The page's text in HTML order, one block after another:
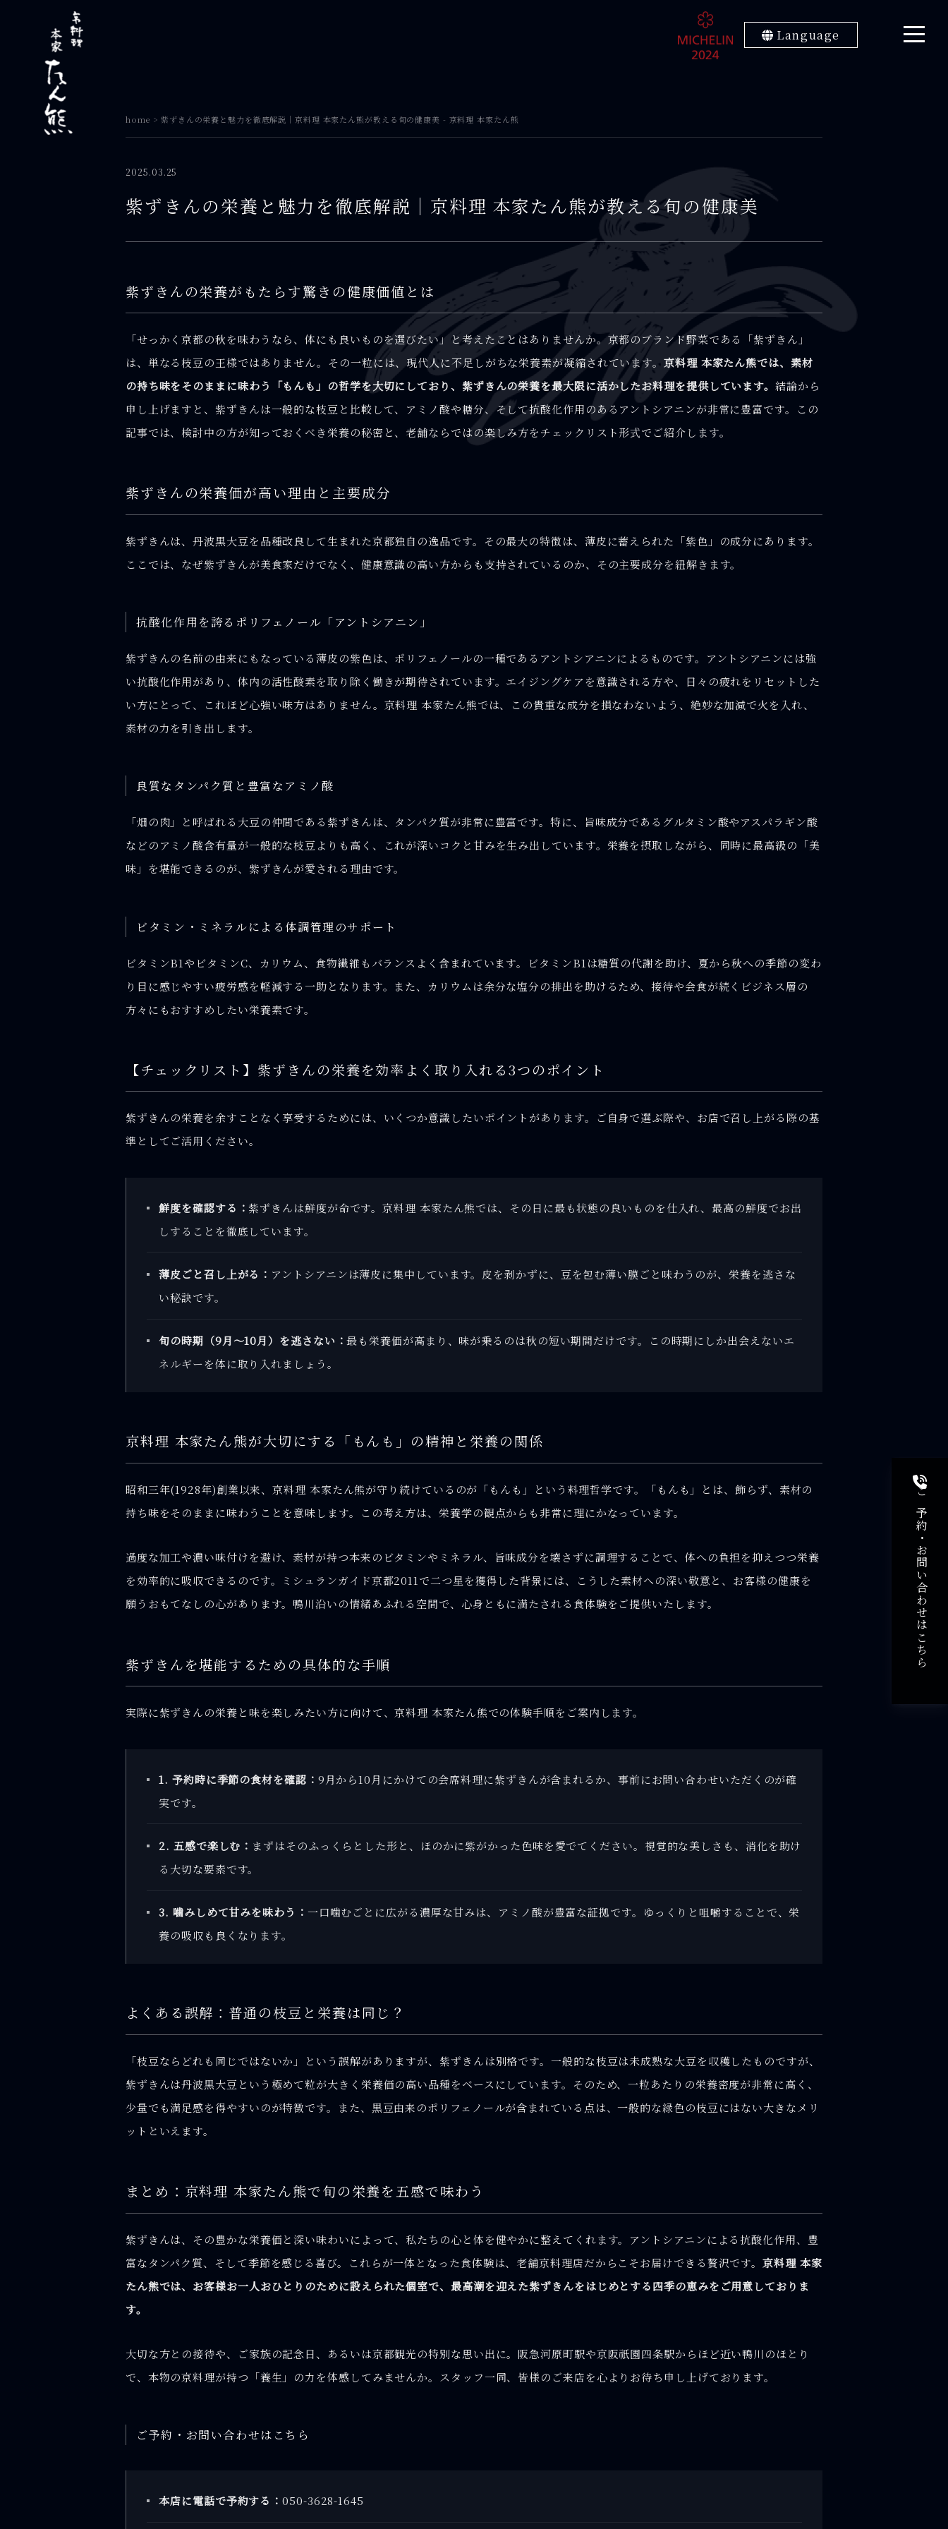
Language
ご予約・お問い合わせはこちら
home > 紫ずきんの栄養と魅力を徹底解説｜京料理 本家たん熊が教える旬の健康美 - 京料理 本家たん熊
2025.03.25
紫ずきんの栄養と魅力を徹底解説｜京料理 本家たん熊が教える旬の健康美
紫ずきんの栄養がもたらす驚きの健康価値とは
「せっかく京都の秋を味わうなら、体にも良いものを選びたい」と考えたことはありませんか。京都のブランド野菜である「紫ずきん」
は、単なる枝豆の王様ではありません。その一粒には、現代人に不足しがちな栄養素が凝縮されています。京料理 本家たん熊では、素材
の持ち味をそのままに味わう「もんも」の哲学を大切にしており、紫ずきんの栄養を最大限に活かしたお料理を提供しています。結論から
申し上げますと、紫ずきんは一般的な枝豆と比較して、アミノ酸や糖分、そして抗酸化作用のあるアントシアニンが非常に豊富です。この
記事では、検討中の方が知っておくべき栄養の秘密と、老舗ならではの楽しみ方をチェックリスト形式でご紹介します。
紫ずきんの栄養価が高い理由と主要成分
紫ずきんは、丹波黒大豆を品種改良して生まれた京都独自の逸品です。その最大の特徴は、薄皮に蓄えられた「紫色」の成分にあります。
ここでは、なぜ紫ずきんが美食家だけでなく、健康意識の高い方からも支持されているのか、その主要成分を紐解きます。
抗酸化作用を誇るポリフェノール「アントシアニン」
紫ずきんの名前の由来にもなっている薄皮の紫色は、ポリフェノールの一種であるアントシアニンによるものです。アントシアニンには強
い抗酸化作用があり、体内の活性酸素を取り除く働きが期待されています。エイジングケアを意識される方や、日々の疲れをリセットした
い方にとって、これほど心強い味方はありません。京料理 本家たん熊では、この貴重な成分を損なわないよう、絶妙な加減で火を入れ、
素材の力を引き出します。
良質なタンパク質と豊富なアミノ酸
「畑の肉」と呼ばれる大豆の仲間である紫ずきんは、タンパク質が非常に豊富です。特に、旨味成分であるグルタミン酸やアスパラギン酸
などのアミノ酸含有量が一般的な枝豆よりも高く、これが深いコクと甘みを生み出しています。栄養を摂取しながら、同時に最高級の「美
味」を堪能できるのが、紫ずきんが愛される理由です。
ビタミン・ミネラルによる体調管理のサポート
ビタミンB1やビタミンC、カリウム、食物繊維もバランスよく含まれています。ビタミンB1は糖質の代謝を助け、夏から秋への季節の変わ
り目に感じやすい疲労感を軽減する一助となります。また、カリウムは余分な塩分の排出を助けるため、接待や会食が続くビジネス層の
方々にもおすすめしたい栄養素です。
【チェックリスト】紫ずきんの栄養を効率よく取り入れる3つのポイント
紫ずきんの栄養を余すことなく享受するためには、いくつか意識したいポイントがあります。ご自身で選ぶ際や、お店で召し上がる際の基
準としてご活用ください。
鮮度を確認する： 紫ずきんは鮮度が命です。京料理 本家たん熊では、その日に最も状態の良いものを仕入れ、最高の鮮度でお出
しすることを徹底しています。
薄皮ごと召し上がる： アントシアニンは薄皮に集中しています。皮を剥かずに、豆を包む薄い膜ごと味わうのが、栄養を逃さな
い秘訣です。
旬の時期（9月〜10月）を逃さない：最も栄養価が高まり、味が乗るのは秋の短い期間だけです。この時期にしか出会えないエ
ネルギーを体に取り入れましょう。
京料理 本家たん熊が大切にする「もんも」の精神と栄養の関係
昭和三年(1928年)創業以来、京料理 本家たん熊が守り続けているのが「もんも」という料理哲学です。「もんも」とは、飾らず、素材の
持ち味をそのままに味わうことを意味します。この考え方は、栄養学の観点からも非常に理にかなっています。
過度な加工や濃い味付けを避け、素材が持つ本来のビタミンやミネラル、旨味成分を壊さずに調理することで、体への負担を抑えつつ栄養
を効率的に吸収できるのです。ミシュランガイド京都2011で二つ星を獲得した背景には、こうした素材への深い敬意と、お客様の健康を
願うおもてなしの心があります。鴨川沿いの情緒あふれる空間で、心身ともに満たされる食体験をご提供いたします。
紫ずきんを堪能するための具体的な手順
実際に紫ずきんの栄養と味を楽しみたい方に向けて、京料理 本家たん熊での体験手順をご案内します。
1. 予約時に季節の食材を確認： 9月から10月にかけての会席料理に紫ずきんが含まれるか、事前にお問い合わせいただくのが確
実です。
2. 五感で楽しむ： まずはそのふっくらとした形と、ほのかに紫がかった色味を愛でてください。視覚的な美しさも、消化を助け
る大切な要素です。
3. 噛みしめて甘みを味わう： 一口噛むごとに広がる濃厚な甘みは、アミノ酸が豊富な証拠です。ゆっくりと咀嚼することで、栄
養の吸収も良くなります。
よくある誤解：普通の枝豆と栄養は同じ？
「枝豆ならどれも同じではないか」という誤解がありますが、紫ずきんは別格です。一般的な枝豆は未成熟な大豆を収穫したものですが、
紫ずきんは丹波黒大豆という極めて粒が大きく栄養価の高い品種をベースにしています。そのため、一粒あたりの栄養密度が非常に高く、
少量でも満足感を得やすいのが特徴です。また、黒豆由来のポリフェノールが含まれている点は、一般的な緑色の枝豆にはない大きなメリ
ットといえます。
まとめ：京料理 本家たん熊で旬の栄養を五感で味わう
紫ずきんは、その豊かな栄養価と深い味わいによって、私たちの心と体を健やかに整えてくれます。アントシアニンによる抗酸化作用、豊
富なタンパク質、そして季節を感じる喜び。これらが一体となった食体験は、老舗京料理店だからこそお届けできる贅沢です。京料理 本家
たん熊では、お客様お一人おひとりのために設えられた個室で、最高潮を迎えた紫ずきんをはじめとする四季の恵みをご用意しておりま
す。
大切な方との接待や、ご家族の記念日、あるいは京都観光の特別な思い出に。阪急河原町駅や京阪祇園四条駅からほど近い鴨川のほとり
で、本物の京料理が持つ「養生」の力を体感してみませんか。スタッフ一同、皆様のご来店を心よりお待ち申し上げております。
ご予約・お問い合わせはこちら
本店に電話で予約する：050-3628-1645